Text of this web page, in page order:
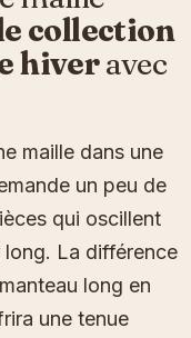
collection
hiveravec
maille dans une
un peu de
qui oscillent
long. La différence
long en
une tenue